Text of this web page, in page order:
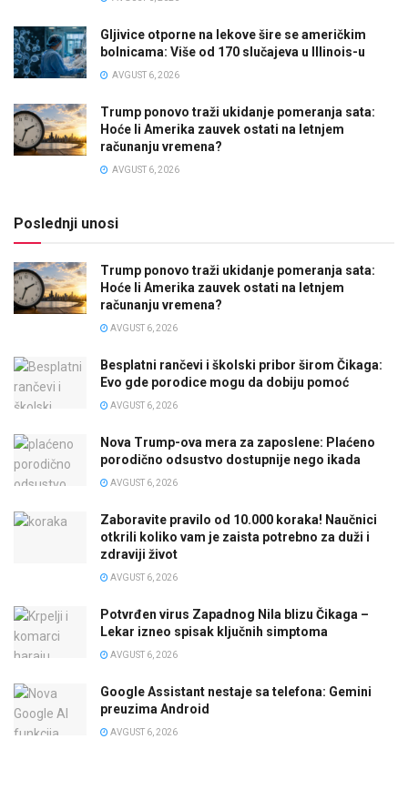
Gljivice otporne na lekove šire se američkim
bolnicama: Više od 170 slučajeva u Illinois-u
AVGUST 6, 2026
Trump ponovo traži ukidanje pomeranja sata:
Hoće li Amerika zauvek ostati na letnjem
računanju vremena?
AVGUST 6, 2026
Poslednji unosi
Trump ponovo traži ukidanje pomeranja sata:
Hoće li Amerika zauvek ostati na letnjem
računanju vremena?
AVGUST 6, 2026
Besplatni rančevi i školski pribor širom Čikaga:
Evo gde porodice mogu da dobiju pomoć
AVGUST 6, 2026
Nova Trump-ova mera za zaposlene: Plaćeno
porodično odsustvo dostupnije nego ikada
AVGUST 6, 2026
Zaboravite pravilo od 10.000 koraka! Naučnici
otkrili koliko vam je zaista potrebno za duži i
zdraviji život
AVGUST 6, 2026
Potvrđen virus Zapadnog Nila blizu Čikaga –
Lekar izneo spisak ključnih simptoma
AVGUST 6, 2026
Google Assistant nestaje sa telefona: Gemini
preuzima Android
AVGUST 6, 2026